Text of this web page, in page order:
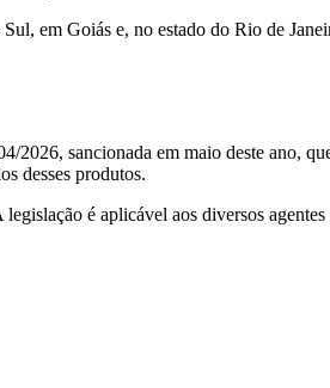
em Goiás e, no estado do Rio de
2026, sancionada em maio deste ano,
desses produtos.
é aplicável aos diversos